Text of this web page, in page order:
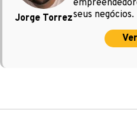
Jorge Torrezseus negócios.